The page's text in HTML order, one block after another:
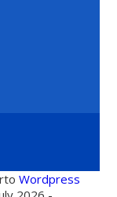
Wordpress